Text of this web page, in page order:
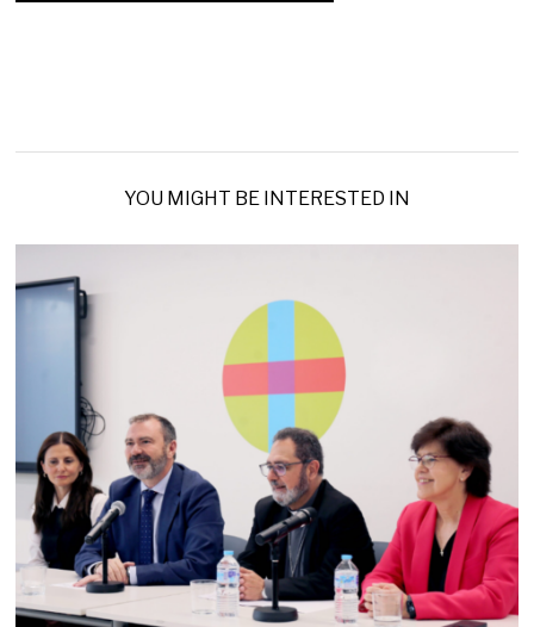
YOU MIGHT BE INTERESTED IN